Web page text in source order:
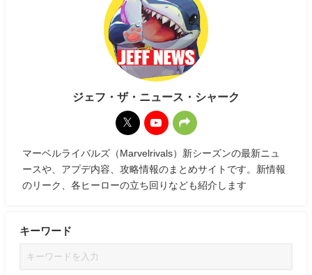
ジェフ・ザ・ニュース・シャーク
マーベルライバルズ（Marvelrivals）新シーズンの最新ニュ
ースや、アプデ内容、攻略情報のまとめサイトです。新情報
のリーク、各ヒーローの立ち回りなども紹介します
キーワード